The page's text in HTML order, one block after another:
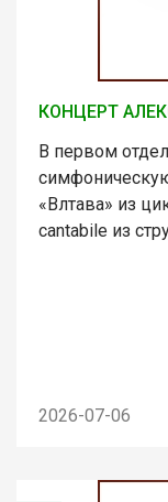
КОНЦЕРТ
В первом
«Влтава» из
cantabile из
2026-07-06